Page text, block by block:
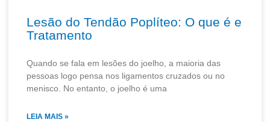
Lesão do Tendão Poplíteo: O que é e
Tratamento
Quando se fala em lesões do joelho, a maioria das
pessoas logo pensa nos ligamentos cruzados ou no
menisco. No entanto, o joelho é uma
LEIA MAIS »